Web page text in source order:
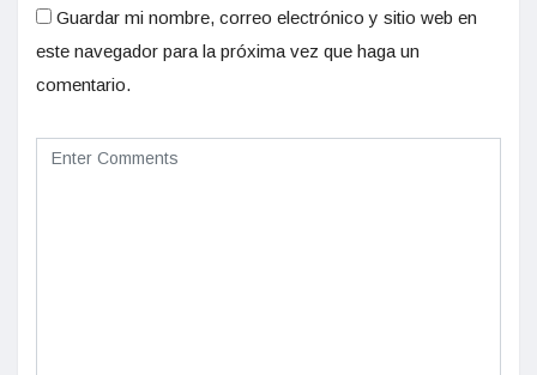
Guardar mi nombre, correo electrónico y sitio web en
este navegador para la próxima vez que haga un
comentario.